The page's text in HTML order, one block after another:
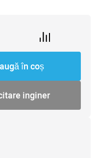
în coș
inginer